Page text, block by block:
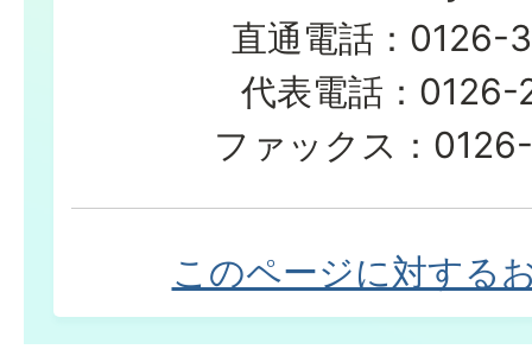
直通電話：0126-
代表電話：0126-
ファックス：
このページに対する